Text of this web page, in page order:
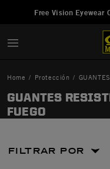
Free Vision
Home Protección
GUANTES
FUEGO
FILTRAR POR
Añadido a